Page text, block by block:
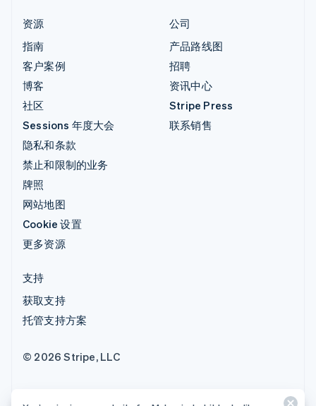
资源
指南
客户案例
博客
社区
Sessions 年度大会
隐私和条款
禁止和限制的业务
牌照
网站地图
Cookie 设置
更多资源
公司
产品路线图
招聘
资讯中心
Stripe Press
联系销售
支持
获取支持
托管支持方案
© 2026 Stripe, LLC